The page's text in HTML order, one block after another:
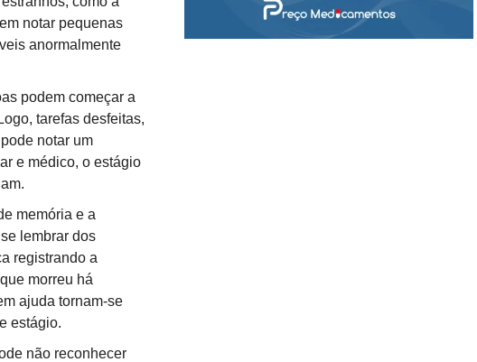
notar pequenas
anormalmente
podem começar a
tarefas desfeitas,
notar um
e médico, o estágio
memória e a
lembrar dos
registrando a
morreu há
ajuda tornam-se
estágio.
não reconhecer